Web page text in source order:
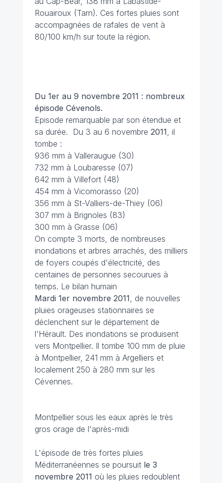
Rouairoux (Tarn). Ces fortes pluies sont
accompagnées de rafales de vent à
80/100 km/h sur toute la région.
Du 1er au 9 novembre 2011 : nombreux
épisode Cévenols.
Episode remarquable par son étendue et
sa durée. Du 3 au 6 novembre 2011, il
tombe :
936 mm à Valleraugue (30)
732 mm à Loubaresse (07)
642 mm à Villefort (48)
454 mm à Vicomorasso (20)
356 mm à St-Valliers-de-Thiey (06)
307 mm à Brignoles (83)
300 mm à Grasse (06)
On compte 3 morts, de nombreuses
inondations et arbres arrachés, des milliers
de foyers coupés d'électricité, des
centaines de personnes secourues à
temps. Le bilan humain
Mardi 1er novembre 2011, de nouvelles
pluies orageuses stationnaires se
déclenchent sur le département de
l'Hérault. Des inondations se produisent
vers Montpellier. Il tombe 100 mm de pluie
à Montpellier, 241 mm à Argelliers et
localement 250 à 280 mm sur les
Cévennes.
Montpellier sous les eaux après le très
gros orage de l'après-midi
L'épisode de très fortes pluies
Méditerranéennes se poursuit le 3
novembre 2011 où les pluies redoublent